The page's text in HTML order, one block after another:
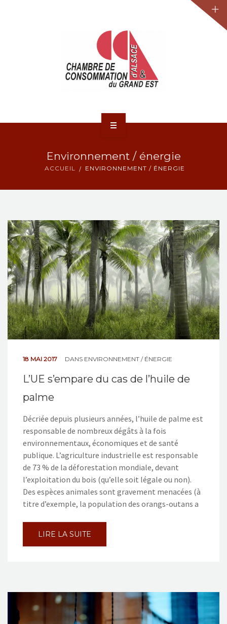
ACTUALITÉS
NOS ACTIONS
CONTACT
Environnement / énergie
ACCUEIL ENVIRONNEMENT / ÉNERGIE
18 MAI 2017 DANS ENVIRONNEMENT / ÉNERGIE
L’UE s’empare du cas de l’huile de
palme
Décriée depuis plusieurs années, l’huile de palme est
responsable de nombreux dégâts à la fois
environnementaux, économiques et de santé
publique. L’agriculture industrielle est responsable
de 73 % de la déforestation mondiale, devant
l’exploitation du bois (qu’elle soit légale ou non).
Des espèces animales sont gravement menacées (à
titre d’exemple, la population des orangs-outans a
LIRE LA SUITE